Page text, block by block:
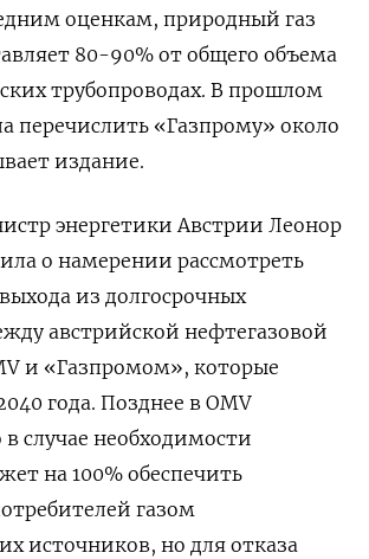
оценкам, природный газ
80-90% от общего объема
трубопроводах. В прошлом
перечислить «Газпрому» около
издание.
энергетики Австрии Леонор
о намерении рассмотреть
из долгосрочных
австрийской нефтегазовой
и «Газпромом», которые
года. Позднее в OMV
случае необходимости
на 100% обеспечить
газом
источников, но для отказа